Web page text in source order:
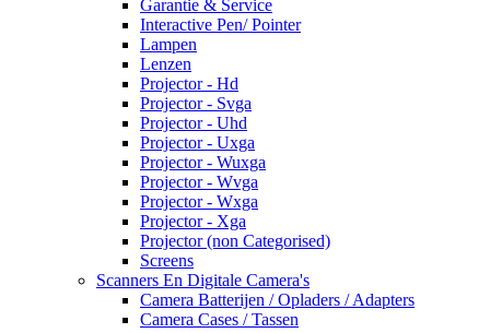
Garantie & Service
Interactive Pen/ Pointer
Lampen
Lenzen
Projector - Hd
Projector - Svga
Projector - Uhd
Projector - Uxga
Projector - Wuxga
Projector - Wvga
Projector - Wxga
Projector - Xga
Projector (non Categorised)
Screens
Scanners En Digitale Camera's
Camera Batterijen / Opladers / Adapters
Camera Cases / Tassen